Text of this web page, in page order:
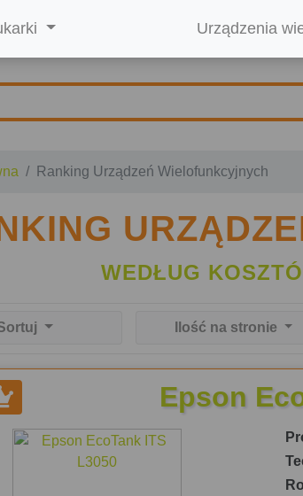
Urządzenia
Ranking Urządzeń Wielofunkcyjnych
WEDŁUG
Ilość na stronie
Epson